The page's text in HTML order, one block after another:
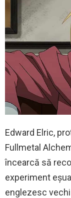
Edward Elric,
Fullmetal
încearcă să
experiment
englezesc vechi